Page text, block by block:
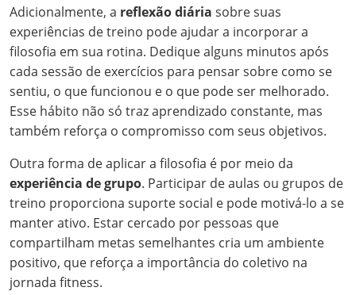
Adicionalmente, a reflexão diária sobre suas
experiências de treino pode ajudar a incorporar a
filosofia em sua rotina. Dedique alguns minutos após
cada sessão de exercícios para pensar sobre como se
sentiu, o que funcionou e o que pode ser melhorado.
Esse hábito não só traz aprendizado constante, mas
também reforça o compromisso com seus objetivos.
Outra forma de aplicar a filosofia é por meio da
experiência de grupo. Participar de aulas ou grupos de
treino proporciona suporte social e pode motivá-lo a se
manter ativo. Estar cercado por pessoas que
compartilham metas semelhantes cria um ambiente
positivo, que reforça a importância do coletivo na
jornada fitness.